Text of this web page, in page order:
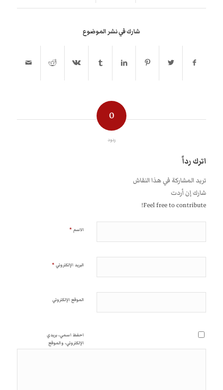
شارك في نشر الموضوع
0
ردود
اترك رداً
تريد المشاركة في هذا النقاش
شارك إن أردت
Feel free to contribute!
الاسم *
البريد الإلكتروني *
الموقع الإلكتروني
احفظ اسمي، بريدي
الإلكتروني، والموقع
الإلكتروني في هذا المتصفح